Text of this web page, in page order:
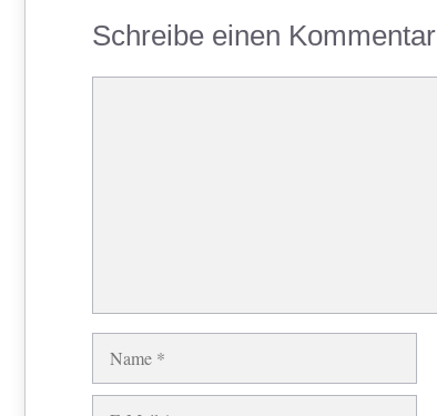
Schreibe einen Kommentar